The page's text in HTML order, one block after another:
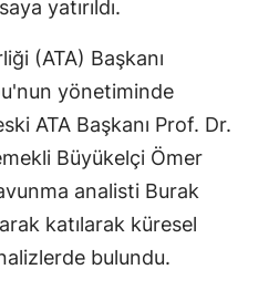
yatırıldı.
(ATA) Başkanı
yönetiminde
ATA Başkanı Prof. Dr.
Büyükelçi Ömer
analisti Burak
katılarak küresel
bulundu.